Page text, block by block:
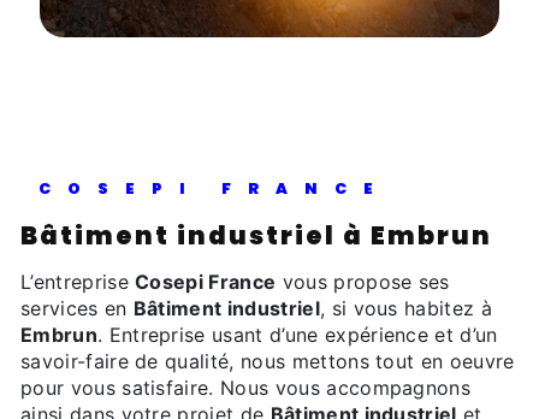
COSEPI FRANCE
Bâtiment industriel à Embrun
L’entrepriseCosepi France vous propose ses
services en Bâtiment industriel, si vous habitez à
Embrun. Entreprise usant d’une expérience et d’un
savoir-faire de qualité, nous mettons tout en oeuvre
pour vous satisfaire. Nous vous accompagnons
ainsi dans votre projet de Bâtiment industriel et